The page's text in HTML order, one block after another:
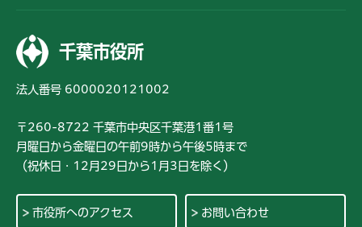
千葉市役所
法人番号 6000020121002
〒260-8722 千葉市中央区千葉港1番1号
月曜日から金曜日の午前9時から午後5時まで
（祝休日・12月29日から1月3日を除く）
市役所へのアクセス お問い合わせ